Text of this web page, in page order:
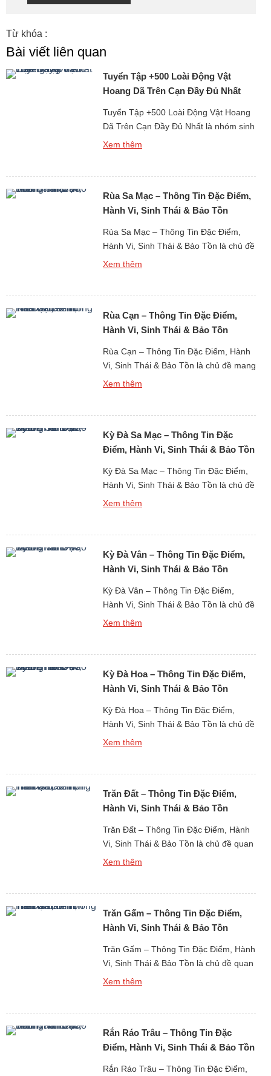
Từ khóa :
Bài viết liên quan
Tuyển Tập +500 Loài Động Vật
Hoang Dã Trên Cạn Đầy Đủ Nhất
Tuyển Tập +500 Loài Động Vật Hoang
Dã Trên Cạn Đầy Đủ Nhất là nhóm sinh
vật đóng vai trò trung tâm trong việc
trường tự nhiên như rừng […]
Xem thêm
Rùa Sa Mạc – Thông Tin Đặc Điểm,
Hành Vi, Sinh Thái & Bảo Tồn
Rùa Sa Mạc – Thông Tin Đặc Điểm,
Hành Vi, Sinh Thái & Bảo Tồn là chủ đề
có ý nghĩa quan trọng trong nghiên cứu
trong số ít loài bò […]
Xem thêm
Rùa Cạn – Thông Tin Đặc Điểm,
Hành Vi, Sinh Thái & Bảo Tồn
Rùa Cạn – Thông Tin Đặc Điểm, Hành
Vi, Sinh Thái & Bảo Tồn là chủ đề mang
nhiều giá trị khoa học và sinh thái trong
nhất còn tồn tại trên […]
Xem thêm
Kỳ Đà Sa Mạc – Thông Tin Đặc
Điểm, Hành Vi, Sinh Thái & Bảo Tồn
Kỳ Đà Sa Mạc – Thông Tin Đặc Điểm,
Hành Vi, Sinh Thái & Bảo Tồn là chủ đề
thu hút sự quan tâm lớn trong nghiên
bò sát thích […]
Xem thêm
Kỳ Đà Vân – Thông Tin Đặc Điểm,
Hành Vi, Sinh Thái & Bảo Tồn
Kỳ Đà Vân – Thông Tin Đặc Điểm,
Hành Vi, Sinh Thái & Bảo Tồn là chủ đề
quan trọng khi nghiên cứu về thế giới
nhất trong […]
Xem thêm
Kỳ Đà Hoa – Thông Tin Đặc Điểm,
Hành Vi, Sinh Thái & Bảo Tồn
Kỳ Đà Hoa – Thông Tin Đặc Điểm,
Hành Vi, Sinh Thái & Bảo Tồn là chủ đề
thu hút sự quan tâm lớn khi nghiên cứu
Nam […]
Xem thêm
Trăn Đất – Thông Tin Đặc Điểm,
Hành Vi, Sinh Thái & Bảo Tồn
Trăn Đất – Thông Tin Đặc Điểm, Hành
Vi, Sinh Thái & Bảo Tồn là chủ đề quan
trọng khi tìm hiểu về thế giới động vật
Nam […]
Xem thêm
Trăn Gấm – Thông Tin Đặc Điểm,
Hành Vi, Sinh Thái & Bảo Tồn
Trăn Gấm – Thông Tin Đặc Điểm, Hành
Vi, Sinh Thái & Bảo Tồn là chủ đề quan
trọng khi tìm hiểu về thế giới động vật
khổng lồ, […]
Xem thêm
Rắn Ráo Trâu – Thông Tin Đặc
Điểm, Hành Vi, Sinh Thái & Bảo Tồn
Rắn Ráo Trâu – Thông Tin Đặc Điểm,